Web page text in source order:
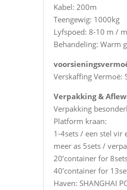
Kabel: 200m
Teengewig: 1000kg
Lyfspoed: 8-10 m /
Behandeling: Warm
Verskaffing Vermoë:
Verpakking &
Verpakking
Platform kraan:
1-4sets / een stel vir
meer as 5sets /
20’container for
40’container for
Haven: SHANGHAI